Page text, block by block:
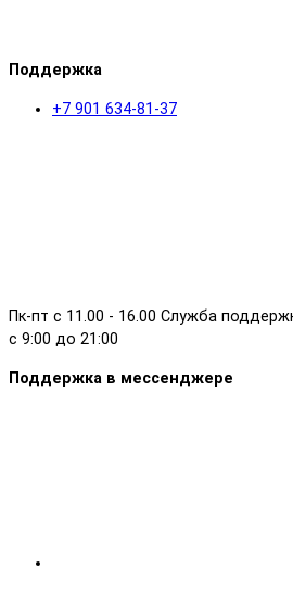
Поддержка
+7 901 634-81-37
Пк-пт с 11.00 - 16.00 Служба
с 9:00 до 21:00
Поддержка в мессенджере